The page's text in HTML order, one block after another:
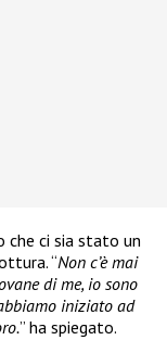
ci sia stato un
“Non c’è mai
di me, io sono
iniziato ad
” ha spiegato.